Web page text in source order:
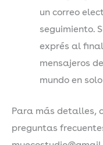
un correo
seguimiento.
exprés al
mensajeros
mundo en
Para más detalles,
preguntas